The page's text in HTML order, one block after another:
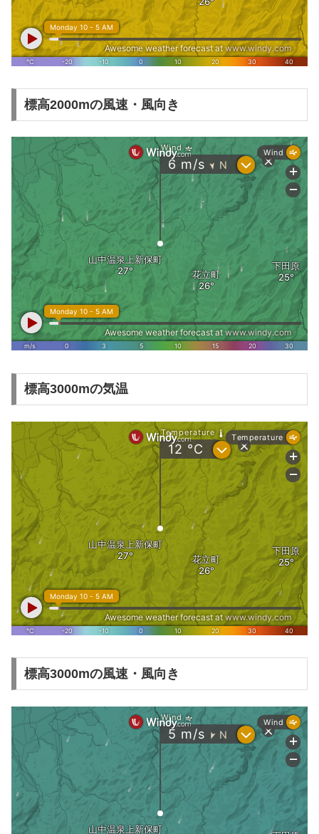
標高2000mの風速・風向き
標高3000mの気温
標高3000mの風速・風向き